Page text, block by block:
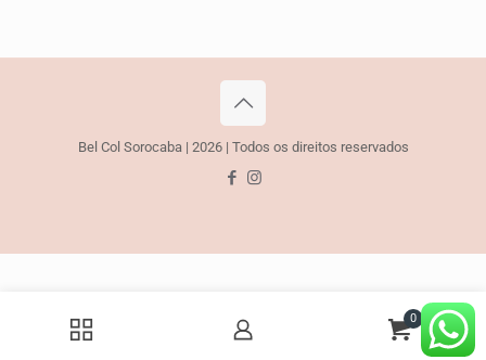
Bel Col Sorocaba | 2026 | Todos os direitos reservados
0